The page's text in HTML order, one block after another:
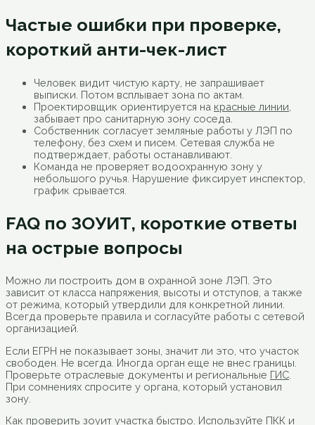
Частые ошибки при проверке,
короткий анти-чек-лист
Человек видит чистую карту, не запрашивает
выписки. Потом всплывает зона по актам.
Проектировщик ориентируется на красные линии
забывает про санитарную зону соседа.
Собственник согласует земляные работы у ЛЭП по
телефону, без схем и писем. Сетевая служба не
подтверждает, работы останавливают.
Команда не проверяет водоохранную зону у
небольшого ручья. Нарушение фиксирует инспектор,
график срывается.
FAQ по ЗОУИТ, короткие ответы
на острые вопросы
Можно ли построить дом в охранной зоне ЛЭП. Это
зависит от класса напряжения, высоты и отступов, а также
от режима, который утвердили для конкретной линии.
Всегда проверьте правила и согласуйте работы с сетевой
организацией.
Если ЕГРН не показывает зоны, значит ли это, что участок
свободен. Не всегда. Иногда орган еще не внес границы.
Проверьте отраслевые документы и региональные ГИС
При сомнениях спросите у органа, который установил
зону.
Как проверить зоуит участка быстро. Используйте ПКК и